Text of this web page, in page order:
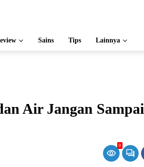
Sains Tips Lainnya
Air Jangan Sampai
0